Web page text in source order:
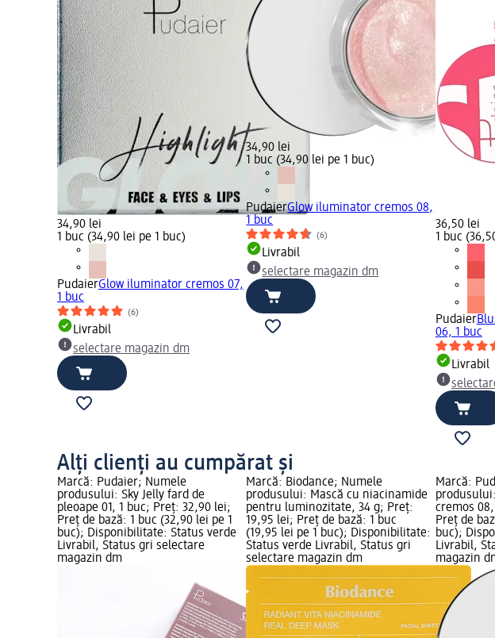
34,90 lei
1 buc (34,90 lei pe 1 buc)
PudaierGlow iluminator cremos 07,
1 buc
(6)
Livrabil
selectare magazin dm
34,90 lei
1 buc (34,90 lei pe 1 buc)
PudaierGlow iluminator cremos 08,
1 buc
(6)
Livrabil
selectare magazin dm
36,50 lei
1 buc
Pudaier
06, 1 buc
Livrabil
Alți clienți au cumpărat și
Marcă: Pudaier; Numele
produsului: Sky Jelly fard de
pleoape 01, 1 buc; Preț: 32,90 lei;
Preț de bază: 1 buc (32,90 lei pe 1
buc); Disponibilitate: Status verde
Livrabil, Status gri selectare
magazin dm
Marcă: Biodance; Numele
produsului: Mască cu niacinamide
pentru luminozitate, 34 g; Preț:
19,95 lei; Preț de bază: 1 buc
(19,95 lei pe 1 buc); Disponibilitate:
Status verde Livrabil, Status gri
selectare magazin dm
Marcă:
cremos
Preț de
buc);
Livrabil,
magazin